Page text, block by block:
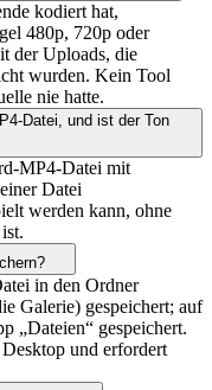
kodiert hat,
480p, 720p oder
der Uploads, die
wurden. Kein Tool
nie hatte.
Datei, und ist der Ton
MP4-Datei mit
Datei
werden kann, ohne
in den Ordner
Galerie) gespeichert; auf
„Dateien“ gespeichert.
und erfordert